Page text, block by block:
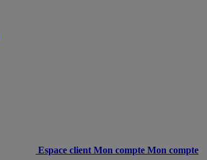
Espace client Mon compte Mon compte